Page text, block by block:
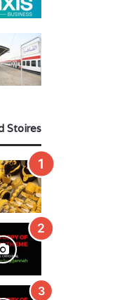
Stoires